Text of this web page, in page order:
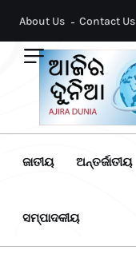
About Us Contact Us
ଜାତୀୟ ଅନ୍ତର୍ଜାତୀୟ
ସମ୍ପାଦକୀୟ